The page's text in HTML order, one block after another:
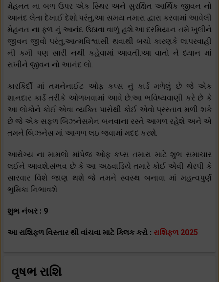
મેહનત ના બળ ઉપર એક સ્થિર અને સુરક્ષિત આર્થિક જીવન નો
આનંદ લેતા દેખાઈ દેશો.પરંતુ,આ સમય તમારા દ્વારા કરવામાં આવેલી
મેહનત ના ફળ નું આનંદ ઉઠાવા વાળું હશે.આ દરમિયાન તમે ખુલીને
જીવન જીવો પરંતુ,આત્મવિશ્વાસી થવાથી બચો કારણકે લાપરવાહી
ની કમી પણ સારી નથી કહેવામાં આવતી.આ વાતો ને ધ્યાન માં
રાખીને જીવન નો આનંદ લો.
કારકિર્દી માં તમનેનાઈટ ઓફ કપ્સ નું કાર્ડ મળેલું છે જે એક
શાનદાર કાર્ડ તરીકે ઓળખવામાં આવે છે.આ ભવિષ્યવાણી કરે છે કે
આ લોકોને કોઈ એવા વ્યક્તિ પાસેથી કોઈ એવો પ્રસ્તાવ મળી શકે
છે જે એક સફળ બિઝનેસમેન બનવાના રસ્તે આગળ રહેશે અને એ
તમને બિઝનેસ માં આગળ લઇ જવામાં મદદ કરશે.
આરોગ્ય ના મામલો માંપેજ ઓફ કપ્સ તમારા માટે શુભ સમાચાર
લઈને આવશે.સંભવ છે કે આ અઠવાડિયે તમારે કોઈ એવી થેરપી કે
સારવાર વિશે જાણ થશે જે તમને સ્વસ્થ બનાવા માં મહત્વપુર્ણ
ભુમિકા નિભાવશે.
શુભ નંબર : 9
આ રાશિફળ વિસ્તાર થી વાંચવા માટે ક્લિક કરો : રાશિફળ 2025
વૃષભ રાશિ